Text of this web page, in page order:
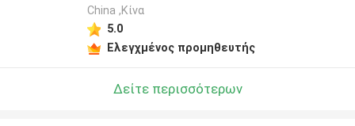
China ,Κίνα
5.0
Ελεγχμένος προμηθευτής
Δείτε περισσότερων